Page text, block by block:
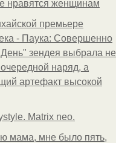
нравятся женщинам
премьере
- Паука: Совершенно
зендея выбрала не
наряд, а
артефакт высокой
Matrix neo.
мама, мне было пять,